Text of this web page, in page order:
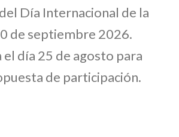
Día Internacional de la
de septiembre 2026.
el día 25 de agosto para
de participación.